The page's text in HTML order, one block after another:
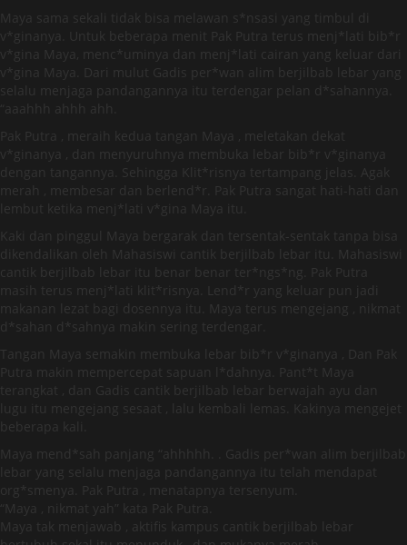
Maya sama sekali tidak bisa melawan s*nsasi yang timbul di
v*ginanya. Untuk beberapa menit Pak Putra terus menj*lati bib*r
v*gina Maya, menc*uminya dan menj*lati cairan yang keluar dari
v*gina Maya. Dari mulut Gadis per*wan alim berjilbab lebar yang
selalu menjaga pandangannya itu terdengar pelan d*sahannya.
“aaahhh ahhh ahh.
Pak Putra , meraih kedua tangan Maya , meletakan dekat
v*ginanya , dan menyuruhnya membuka lebar bib*r v*ginanya
dengan tangannya. Sehingga Klit*risnya tertampang jelas. Agak
merah , membesar dan berlend*r. Pak Putra sangat hati-hati dan
lembut ketika menj*lati v*gina Maya itu.
Kaki dan pinggul Maya bergarak dan tersentak-sentak tanpa bisa
dikendalikan oleh Mahasiswi cantik berjilbab lebar itu. Mahasiswi
cantik berjilbab lebar itu benar benar ter*ngs*ng. Pak Putra
masih terus menj*lati klit*risnya. Lend*r yang keluar pun jadi
makanan lezat bagi dosennya itu. Maya terus mengejang , nikmat
d*sahan d*sahnya makin sering terdengar.
Tangan Maya semakin membuka lebar bib*r v*ginanya , Dan Pak
Putra makin mempercepat sapuan l*dahnya. Pant*t Maya
terangkat , dan Gadis cantik berjilbab lebar berwajah ayu dan
lugu itu mengejang sesaat , lalu kembali lemas. Kakinya mengejet
beberapa kali.
Maya mend*sah panjang “ahhhhh. . Gadis per*wan alim berjilbab
lebar yang selalu menjaga pandangannya itu telah mendapat
org*smenya. Pak Putra , menatapnya tersenyum.
“Maya , nikmat yah” kata Pak Putra.
Maya tak menjawab , aktifis kampus cantik berjilbab lebar